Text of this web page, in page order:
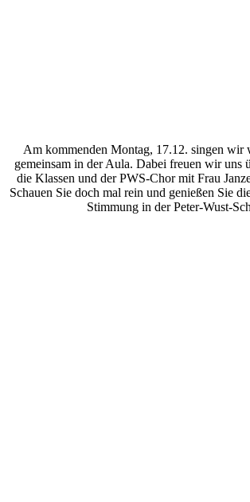
Am kommenden Montag, 17.12. singen wir
gemeinsam in der Aula. Dabei freuen wir uns
die Klassen und der PWS-Chor mit Frau
Schauen Sie doch mal rein und genießen Sie
Stimmung in der Peter-Wust-